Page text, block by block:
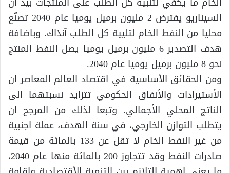
السيناريو يفترض 2 مليون برميل يوميا عام 2040 تصنّع
محليا من النفط الخام لتليية كل الطلب آنذاك. وباضافة
هدف التصدير 6 مليون برميل يوميا يصل النفط المنتج
نحو 8 مليون برميل يوميا عام 2040.
ومن الحقائق الأساسية في اقتصاد العالم المعاصر ان
الأستيرادات والأنفاق الحكومي تتزايد نسبتهما الى
الناتج المحلي الأجمالي. وتبعا لذلك من المرجح ان
يتطلب التوازن الخارجي، في سنة الهدف، عملة اجنبية
من غير النفط الخام لا تقل عن 133 بالمائة من قيمة
صادرات النفط وقد تتجاوز 200 بالمائة منها عام 2040،